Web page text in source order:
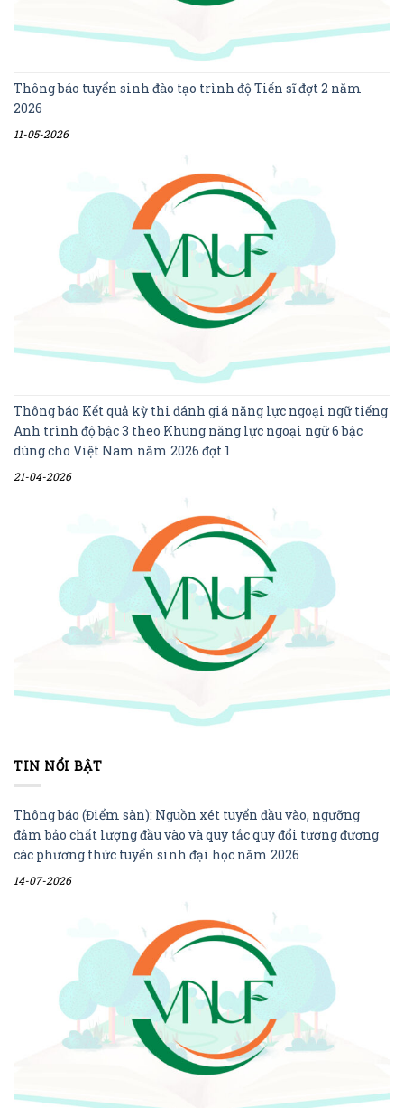
Thông báo tuyển sinh đào tạo trình độ Tiến sĩ đợt 2 năm
2026
11-05-2026
Thông báo Kết quả kỳ thi đánh giá năng lực ngoại ngữ tiếng
Anh trình độ bậc 3 theo Khung năng lực ngoại ngữ 6 bậc
dùng cho Việt Nam năm 2026 đợt 1
21-04-2026
TIN NỔI BẬT
Thông báo (Điểm sàn): Nguồn xét tuyển đầu vào, ngưỡng
đảm bảo chất lượng đầu vào và quy tắc quy đổi tương đương
các phương thức tuyển sinh đại học năm 2026
14-07-2026